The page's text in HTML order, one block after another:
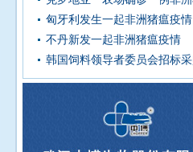
匈牙利发生一起非洲猪瘟疫情
不丹新发一起非洲猪瘟疫情